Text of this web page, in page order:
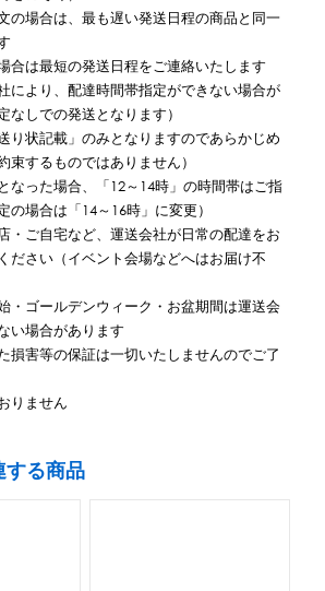
の場合は、最も遅い発送日程の商品と同一
合は最短の発送日程をご連絡いたします
により、配達時間帯指定ができない場合が
なしでの発送となります）
り状記載」のみとなりますのであらかじめ
束するものではありません）
なった場合、「12～14時」の時間帯はご指
の場合は「14～16時」に変更）
・ご自宅など、運送会社が日常の配達をお
ださい（イベント会場などへはお届け不
・ゴールデンウィーク・お盆期間は運送会
い場合があります
損害等の保証は一切いたしませんのでご了
りません
する商品